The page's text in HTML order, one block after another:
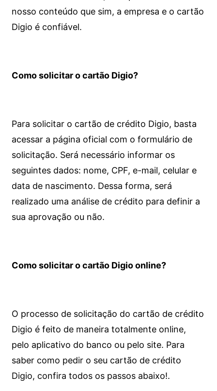
nosso conteúdo que sim, a empresa e o cartão
Digio é confiável.
Como solicitar o cartão Digio?
Para solicitar o cartão de crédito Digio, basta
acessar a página oficial com o formulário de
solicitação. Será necessário informar os
seguintes dados: nome, CPF, e-mail, celular e
data de nascimento. Dessa forma, será
realizado uma análise de crédito para definir a
sua aprovação ou não.
Como solicitar o cartão Digio online?
O processo de solicitação do cartão de crédito
Digio é feito de maneira totalmente online,
pelo aplicativo do banco ou pelo site. Para
saber como pedir o seu cartão de crédito
Digio, confira todos os passos abaixo!.